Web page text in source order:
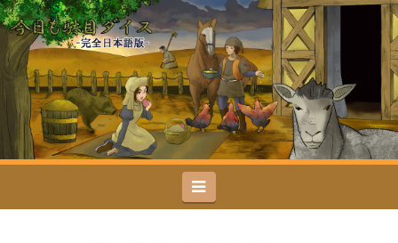
今
日
も
駄
目
Navigation